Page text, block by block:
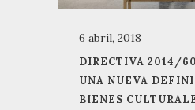
6 abril, 2018
DIRECTIVA 2014/
UNA NUEVA
BIENES